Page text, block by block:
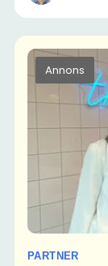
Annons
PARTNER